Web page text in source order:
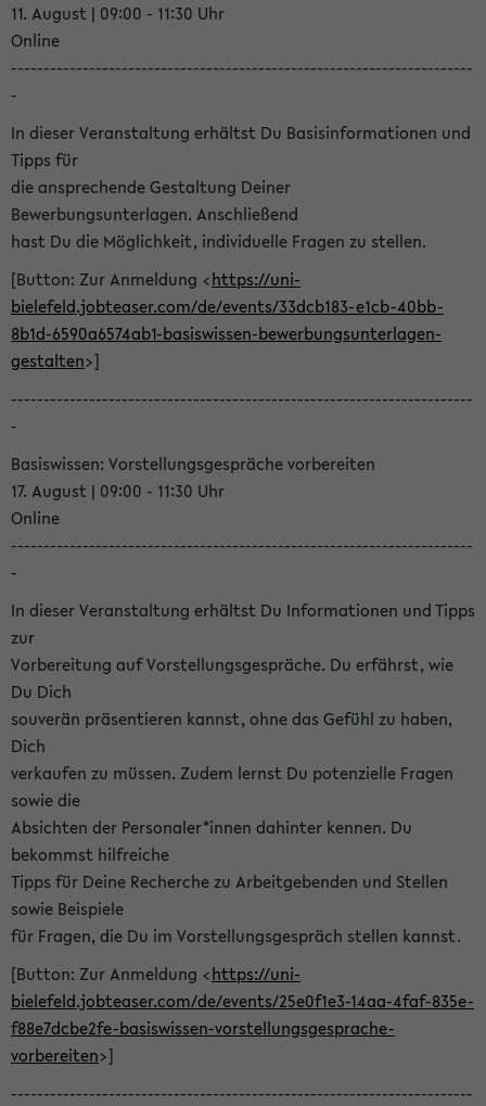
11. August | 09:00 - 11:30 Uhr
Online
-----------------------------------------------------------------------
-
In dieser Veranstaltung erhältst Du Basisinformationen und
Tipps für
die ansprechende Gestaltung Deiner
Bewerbungsunterlagen. Anschließend
hast Du die Möglichkeit, individuelle Fragen zu stellen.
[Button: Zur Anmeldung <https://uni-
bielefeld.jobteaser.com/de/events/33dcb183-e1cb-40bb-
8b1d-6590a6574ab1-basiswissen-bewerbungsunterlagen-
gestalten>]
-----------------------------------------------------------------------
-
Basiswissen: Vorstellungsgespräche vorbereiten
17. August | 09:00 - 11:30 Uhr
Online
-----------------------------------------------------------------------
-
In dieser Veranstaltung erhältst Du Informationen und Tipps
zur
Vorbereitung auf Vorstellungsgespräche. Du erfährst, wie
Du Dich
souverän präsentieren kannst, ohne das Gefühl zu haben,
Dich
verkaufen zu müssen. Zudem lernst Du potenzielle Fragen
sowie die
Absichten der Personaler*innen dahinter kennen. Du
bekommst hilfreiche
Tipps für Deine Recherche zu Arbeitgebenden und Stellen
sowie Beispiele
für Fragen, die Du im Vorstellungsgespräch stellen kannst.
[Button: Zur Anmeldung <https://uni-
bielefeld.jobteaser.com/de/events/25e0f1e3-14aa-4faf-835e-
f88e7dcbe2fe-basiswissen-vorstellungsgesprache-
vorbereiten>]
-----------------------------------------------------------------------